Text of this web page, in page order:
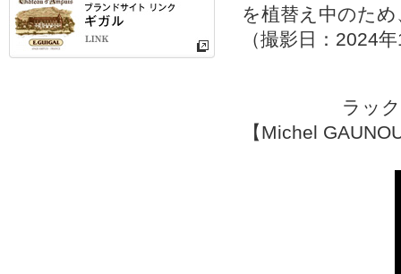
を植替え中のた
（撮影日：2024
ラッ
【Michel